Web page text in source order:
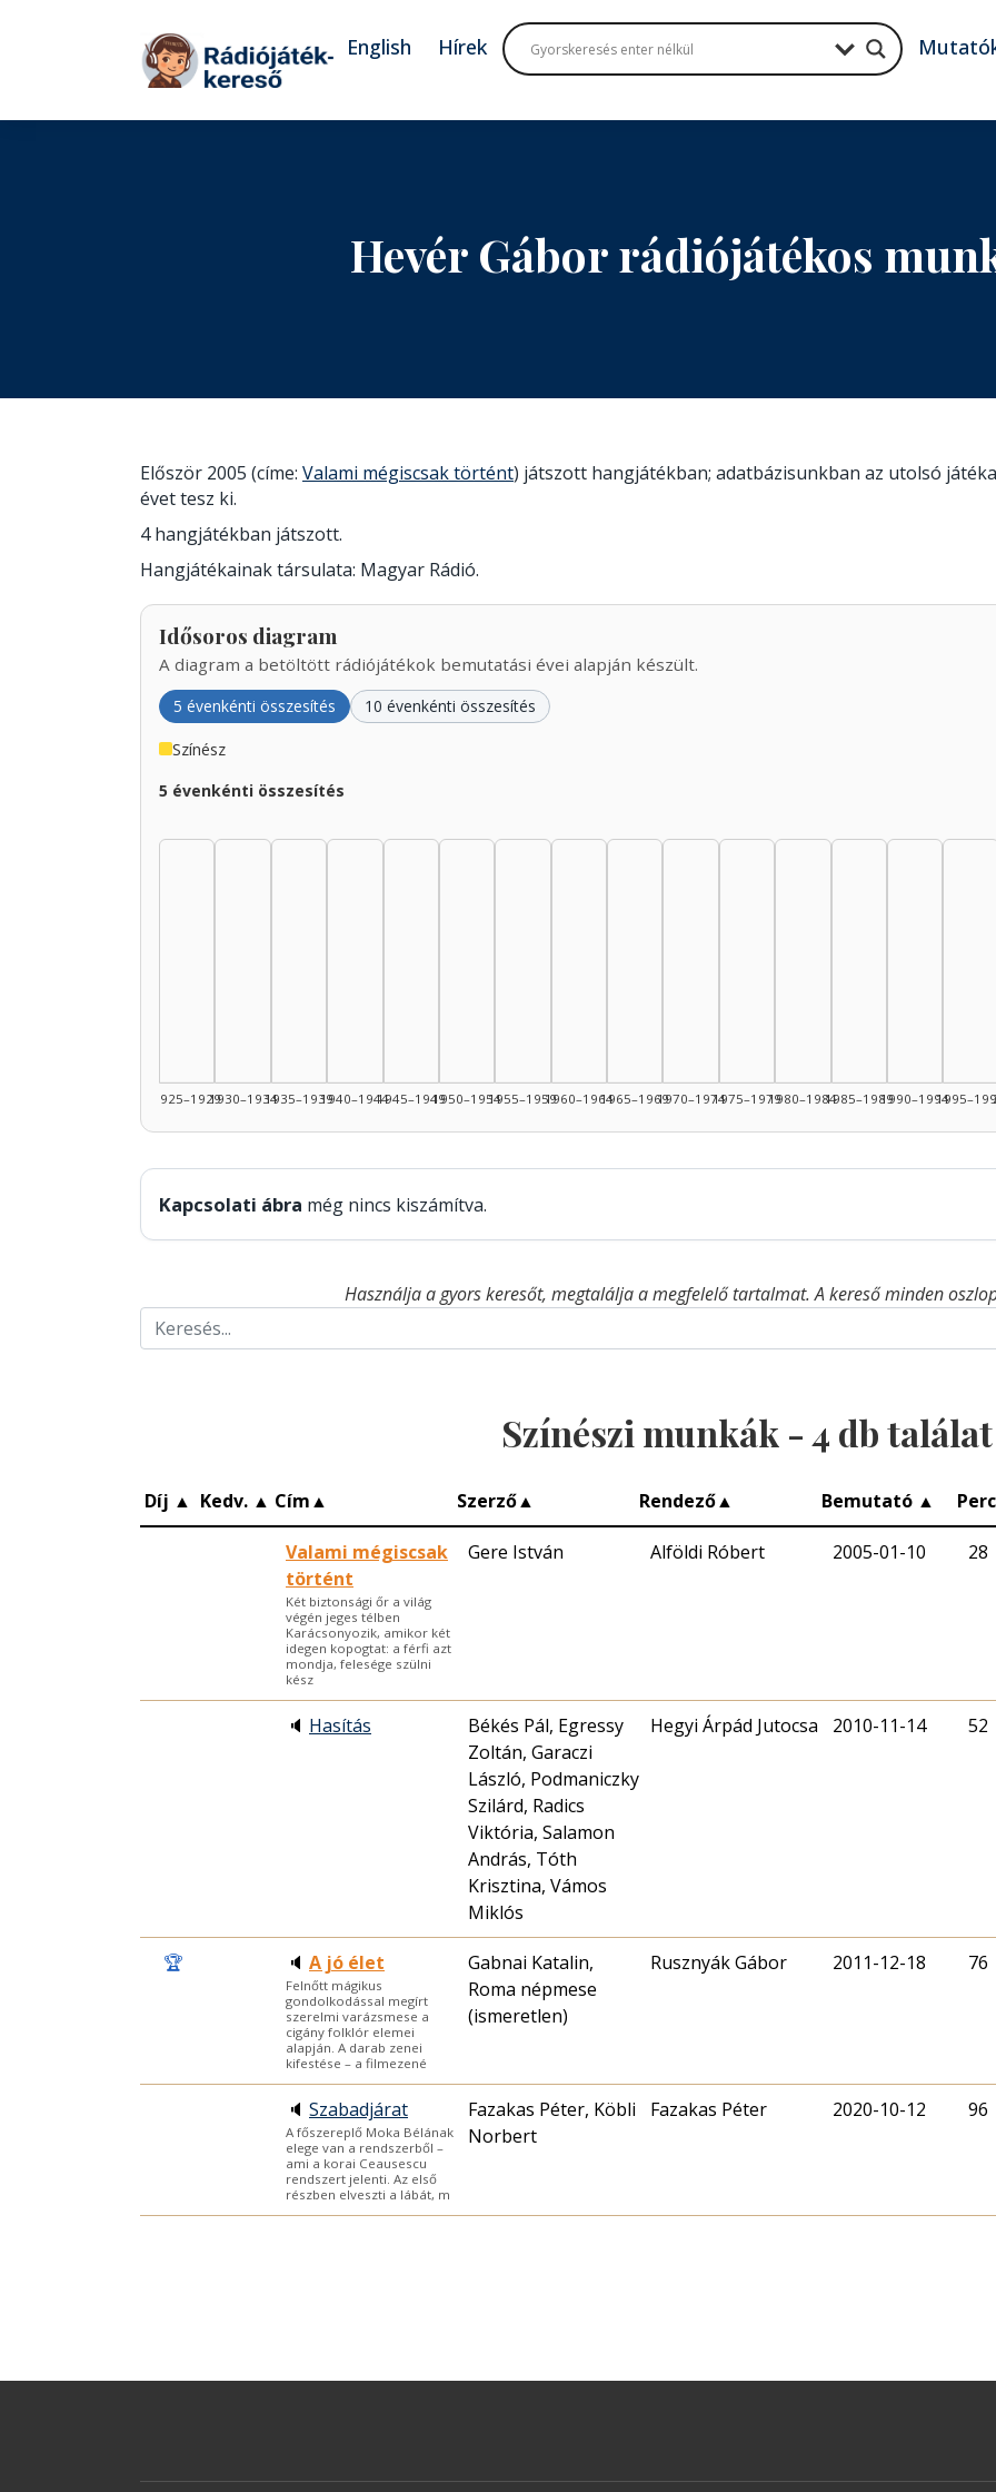
Tovább a tartalomhoz
English Hírek
Hevér Gábor rádiójátékos
Először 2005 (címe: Valami mégiscsak történt) játszott hangjátékban; adatbázisunkban az utolsó
évet tesz ki.
4 hangjátékban játszott.
Hangjátékainak társulata: Magyar Rádió.
Idősoros diagram
A diagram a betöltött rádiójátékok bemutatási évei alapján készült.
5 évenkénti összesítés 10 évenkénti összesítés
Színész
5 évenkénti összesítés
1925–19291930–19341935–19391940–19441945–19491950–19541955–19591960–19641965–19691970–19741975–19791980–19841985–19891990–1994
Kapcsolati ábra még nincs kiszámítva.
Használja a gyors keresőt, megtalálja a megfelelő tartalmat. A kereső minden
Színészi munkák - 4 db találat
Díj ▲ Kedv. ▲ Cím▲ Szerző▲ Rendező▲ Bemutató ▲ Perc
Valami mégiscsak
történt
Két biztonsági őr a világ
végén jeges télben
Karácsonyozik, amikor két
idegen kopogtat: a férfi azt
mondja, felesége szülni
kész
Gere István Alföldi Róbert 2005-01-10 28
🔈 Hasítás
Békés Pál, Egressy
Zoltán, Garaczi
László, Podmaniczky
Szilárd, Radics
Viktória, Salamon
András, Tóth
Krisztina, Vámos
Miklós
Hegyi Árpád Jutocsa 2010-11-14 52
🏆 🔈 A jó élet
Felnőtt mágikus
gondolkodással megírt
szerelmi varázsmese a
cigány folklór elemei
alapján. A darab zenei
kifestése – a filmezené
Gabnai Katalin,
Roma népmese
(ismeretlen)
Rusznyák Gábor 2011-12-18 76
🔈 Szabadjárat
A főszereplő Moka Bélának
elege van a rendszerből –
ami a korai Ceausescu
rendszert jelenti. Az első
részben elveszti a lábát, m
Fazakas Péter, Köbli
Norbert
Fazakas Péter 2020-10-12 96